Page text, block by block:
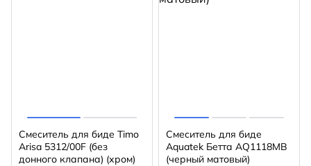
Смеситель для биде Timo
Arisa 5312/00F (без
донного клапана) (хром)
Смеситель для биде
Aquatek Бетта AQ1118MB
(черный матовый)